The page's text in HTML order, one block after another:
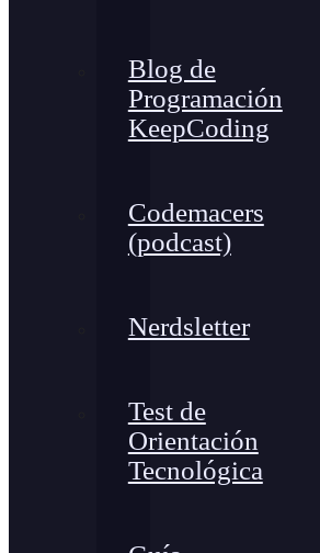
Blog de
Programación
KeepCoding
Codemacers
(podcast)
Nerdsletter
Test de
Orientación
Tecnológica